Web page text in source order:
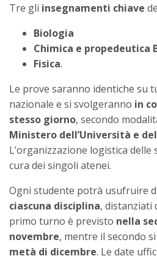
Tre gli insegnamenti chiave
Biologia
Chimica e propedeutica
Fisica.
Le prove saranno identiche su
nazionale e si svolgeranno in
stesso giorno, secondo
Ministero dell’Università e
L’organizzazione logistica delle
cura dei singoli atenei.
Ogni studente potrà usufruire
ciascuna disciplina, distanziati
primo turno è previsto nella
novembre, mentre il secondo
metà di dicembre. Le date